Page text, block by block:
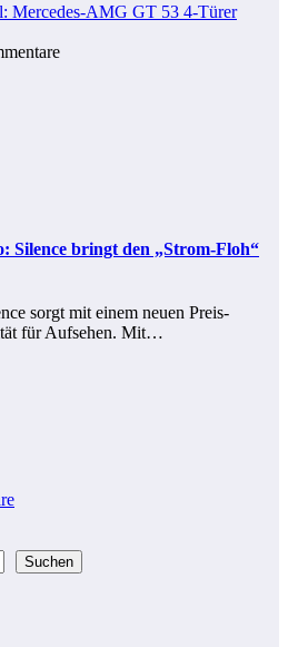
Mercedes-AMG GT 53 4-Türer
Silence bringt den „Strom-Floh“
sorgt mit einem neuen Preis-
für Aufsehen. Mit…
Suchen